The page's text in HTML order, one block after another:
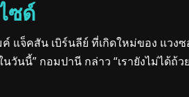
ซด์
แจ็คสัน เบิร์นลีย์ ที่เกิดใหม่ของ แว
นนี้” กอมปานี กล่าว “เรายังไม่ได้ถ้